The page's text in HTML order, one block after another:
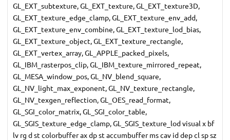
GL_EXT_subtexture, GL_EXT_texture, GL_EXT_texture3D,
GL_EXT_texture_edge_clamp, GL_EXT_texture_env_add,
GL_EXT_texture_env_combine, GL_EXT_texture_lod_bias,
GL_EXT_texture_object, GL_EXT_texture_rectangle,
GL_EXT_vertex_array, GL_APPLE_packed_pixels,
GL_IBM_rasterpos_clip, GL_IBM_texture_mirrored_repeat,
GL_MESA_window_pos, GL_NV_blend_square,
GL_NV_light_max_exponent, GL_NV_texture_rectangle,
GL_NV_texgen_reflection, GL_OES_read_format,
GL_SGI_color_matrix, GL_SGI_color_table,
GL_SGIS_texture_edge_clamp, GL_SGIS_texture_lod visual x bf
lv rg d st colorbuffer ax dp st accumbuffer ms cav id dep cl sp sz